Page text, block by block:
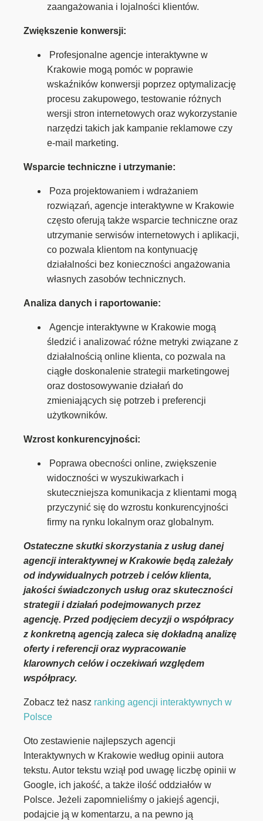
zaangażowania i lojalności klientów.
Zwiększenie konwersji:
Profesjonalne agencje interaktywne w
Krakowie mogą pomóc w poprawie
wskaźników konwersji poprzez optymalizację
procesu zakupowego, testowanie różnych
wersji stron internetowych oraz wykorzystanie
narzędzi takich jak kampanie reklamowe czy
e-mail marketing.
Wsparcie techniczne i utrzymanie:
Poza projektowaniem i wdrażaniem
rozwiązań, agencje interaktywne w Krakowie
często oferują także wsparcie techniczne oraz
utrzymanie serwisów internetowych i aplikacji,
co pozwala klientom na kontynuację
działalności bez konieczności angażowania
własnych zasobów technicznych.
Analiza danych i raportowanie:
Agencje interaktywne w Krakowie mogą
śledzić i analizować różne metryki związane z
działalnością online klienta, co pozwala na
ciągłe doskonalenie strategii marketingowej
oraz dostosowywanie działań do
zmieniających się potrzeb i preferencji
użytkowników.
Wzrost konkurencyjności:
Poprawa obecności online, zwiększenie
widoczności w wyszukiwarkach i
skuteczniejsza komunikacja z klientami mogą
przyczynić się do wzrostu konkurencyjności
firmy na rynku lokalnym oraz globalnym.
Ostateczne skutki skorzystania z usług danej
agencji interaktywnej w Krakowie będą zależały
od indywidualnych potrzeb i celów klienta,
jakości świadczonych usług oraz skuteczności
strategii i działań podejmowanych przez
agencję. Przed podjęciem decyzji o współpracy
z konkretną agencją zaleca się dokładną analizę
oferty i referencji oraz wypracowanie
klarownych celów i oczekiwań względem
współpracy.
Zobacz też nasz ranking agencji interaktywnych w
Polsce
Oto zestawienie najlepszych agencji
Interaktywnych w Krakowie według opinii autora
tekstu. Autor tekstu wziął pod uwagę liczbę opinii w
Google, ich jakość, a także ilość oddziałów w
Polsce. Jeżeli zapomnieliśmy o jakiejś agencji,
podajcie ją w komentarzu, a na pewno ją